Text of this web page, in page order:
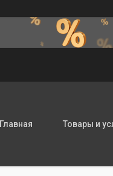
Главная Товары и